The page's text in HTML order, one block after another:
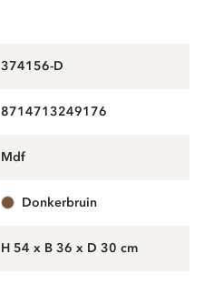
374156-D
8714713249176
mdf
donkerbruin
H 54 x B 36 x D 30 cm